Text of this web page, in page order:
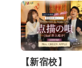
【新宿校】